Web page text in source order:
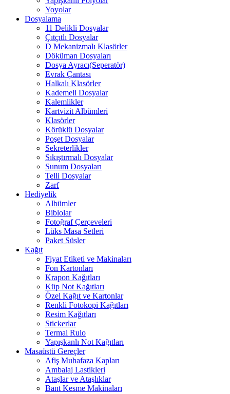
Yoyolar
Dosyalama
11 Delikli Dosyalar
Çıtçıtlı Dosyalar
D Mekanizmalı Klasörler
Döküman Dosyaları
Dosya Ayracı(Seperatör)
Evrak Çantası
Halkalı Klasörler
Kademeli Dosyalar
Kalemlikler
Kartvizit Albümleri
Klasörler
Körüklü Dosyalar
Poşet Dosyalar
Sekreterlikler
Sıkıştırmalı Dosyalar
Sunum Dosyaları
Telli Dosyalar
Zarf
Hediyelik
Albümler
Biblolar
Fotoğraf Çerçeveleri
Lüks Masa Setleri
Paket Süsler
Kağıt
Fiyat Etiketi ve Makinaları
Fon Kartonları
Krapon Kağıtları
Küp Not Kağıtları
Özel Kağıt ve Kartonlar
Renkli Fotokopi Kağıtları
Resim Kağıtları
Stickerlar
Termal Rulo
Yapışkanlı Not Kağıtları
Masaüstü Gereçler
Afiş Muhafaza Kapları
Ambalaj Lastikleri
Ataşlar ve Ataşlıklar
Bant Kesme Makinaları